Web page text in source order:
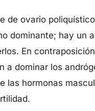
de ovario
dominante; hay un
En
dominar los
las hormonas